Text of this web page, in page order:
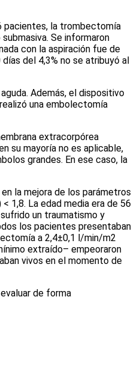
pacientes, la trombectomía
Se informaron
con la aspiración fue de
del 4,3% no se atribuyó al
Además, el dispositivo
una embolectomía
extracorpórea
su mayoría no es aplicable,
grandes. En ese caso, la
la mejora de los parámetros
1,8. La edad media era de 56
un traumatismo y
los pacientes presentaban
a 2,4±0,1 l/min/m2
extraído– empeoraron
vivos en el momento de
de forma